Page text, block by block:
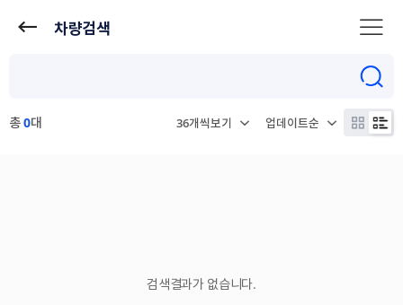
차량검색
총0대
검색결과가 없습니다.